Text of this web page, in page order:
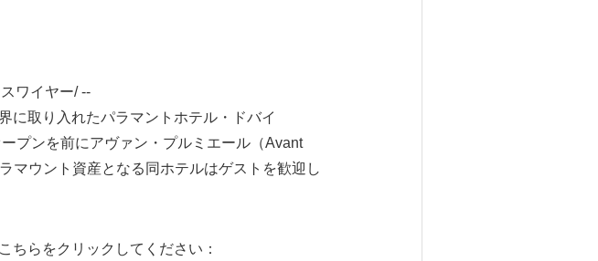
ワイヤー/ --
に取り入れたパラマントホテル・ドバイ
プンを前にアヴァン・プルミエール（Avant
マウント資産となる同ホテルはゲストを歓迎し
ちらをクリックしてください：